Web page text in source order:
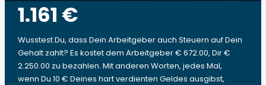
1.161 €
Wusstest Du, dass Dein Arbeitgeber auch Steuern auf Dein
Gehalt zahlt? Es kostet dem Arbeitgeber € 672.00, Dir €
2.250.00 zu bezahlen. Mit anderen Worten, jedes Mal,
wenn Du 10 € Deines hart verdienten Geldes ausgibst,